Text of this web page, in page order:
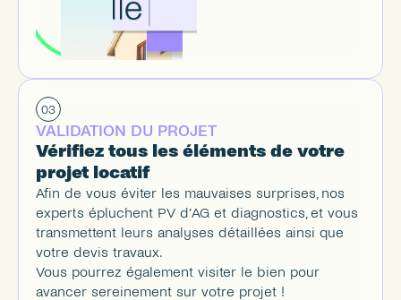
03
VALIDATION DU PROJET
Vérifiez tous les éléments de votre
projet locatif
Afin de vous éviter les mauvaises surprises, nos
experts épluchent PV d’AG et diagnostics, et vous
transmettent leurs analyses détaillées ainsi que
votre devis travaux.
Vous pourrez également visiter le bien pour
avancer sereinement sur votre projet !